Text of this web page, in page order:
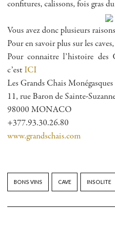
confitures, calissons, fois gras
Vous avez donc plusieurs
Pour en savoir plus sur les caves,
Pour connaitre l’histoire des
c’est ICI
Les Grands Chais Monégasques
11, rue Baron de Sainte-
98000 MONACO
+377.93.30.26.80
www.grandschais.com
BONS VINS CAVE INSOLITE